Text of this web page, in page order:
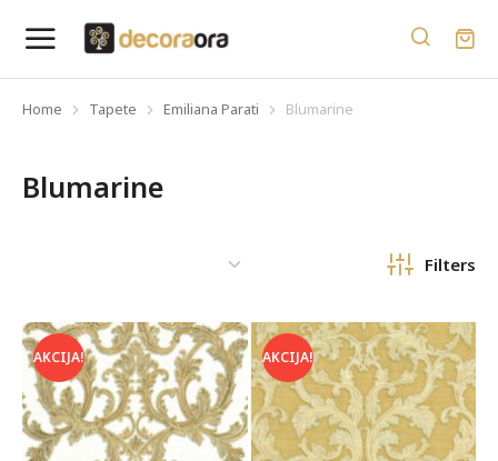
You are here:
Home Tapete Emiliana Parati Blumarine
Blumarine
Filters
AKCIJA! AKCIJA!